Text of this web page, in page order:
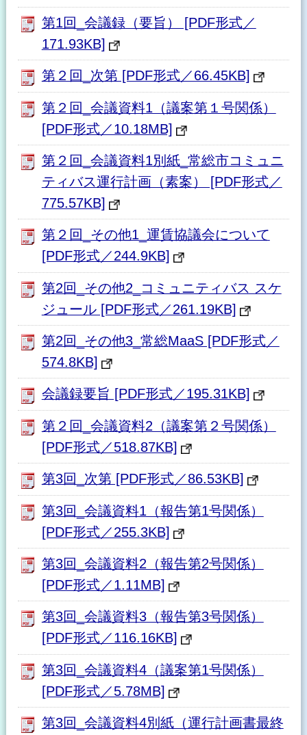
第1回_会議録（要旨） [PDF形式／
171.93KB]
第２回_次第 [PDF形式／66.45KB]
第２回_会議資料1（議案第１号関係）
[PDF形式／10.18MB]
第２回_会議資料1別紙_常総市コミュニ
ティバス運行計画（素案） [PDF形式／
775.57KB]
第２回_その他1_運賃協議会について
[PDF形式／244.9KB]
第2回_その他2_コミュニティバス スケ
ジュール [PDF形式／261.19KB]
第2回_その他3_常総MaaS [PDF形式／
574.8KB]
会議録要旨 [PDF形式／195.31KB]
第２回_会議資料2（議案第２号関係）
[PDF形式／518.87KB]
第3回_次第 [PDF形式／86.53KB]
第3回_会議資料1（報告第1号関係）
[PDF形式／255.3KB]
第3回_会議資料2（報告第2号関係）
[PDF形式／1.11MB]
第3回_会議資料3（報告第3号関係）
[PDF形式／116.16KB]
第3回_会議資料4（議案第1号関係）
[PDF形式／5.78MB]
第3回_会議資料4別紙（運行計画書最終